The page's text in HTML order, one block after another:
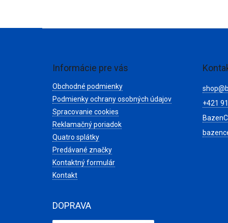
Informácie pre vás
Obchodné podmienky
Podmienky ochrany osobných údajov
Spracovanie cookies
Reklamačný poriadok
Quatro splátky
Predávané značky
Kontaktný formulár
Kontakt
shop@
+421
DOPRAVA